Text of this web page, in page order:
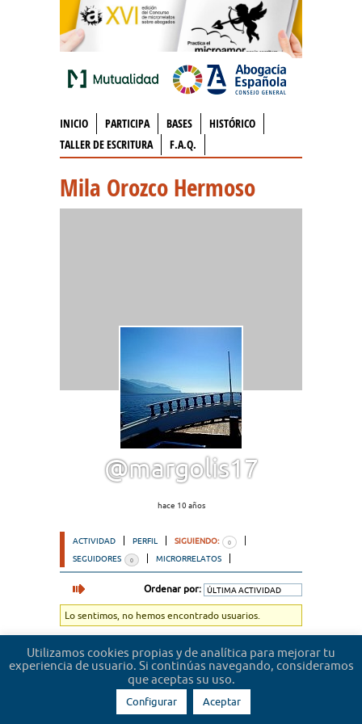
INICIO PARTICIPA BASES
HISTÓRICO
TALLER DE ESCRITURA
F.A.Q.
Mila Orozco Hermoso
@margolis17
hace 10 años
ACTIVIDAD PERFIL SIGUIENDO: 0
SEGUIDORES 0 MICRORRELATOS
Ordenar por:
Lo sentimos, no hemos encontrado usuarios.
Utilizamos cookies propias y de analítica para mejorar tu
experiencia de usuario. Si continúas navegando, consideramos
que aceptas su uso.
Configurar Aceptar